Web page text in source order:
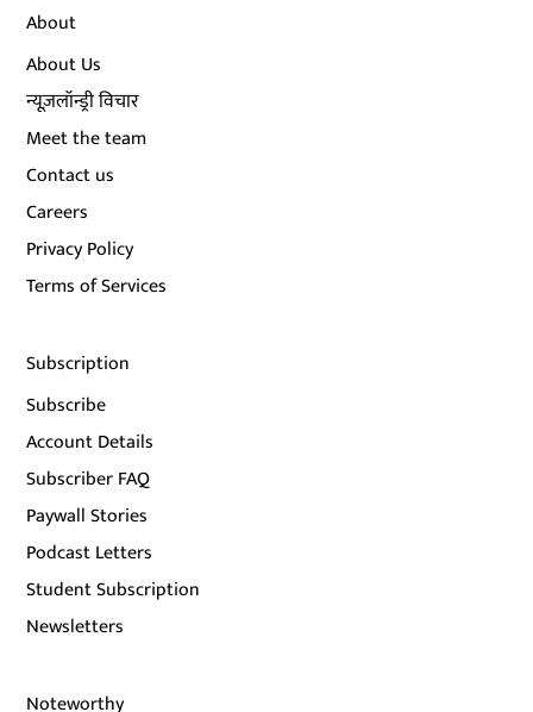
About
About Us
न्यूज़लॉन्ड्री विचार
Meet the team
Contact us
Careers
Privacy Policy
Terms of Services
Subscription
Subscribe
Account Details
Subscriber FAQ
Paywall Stories
Podcast Letters
Student Subscription
Newsletters
Noteworthy